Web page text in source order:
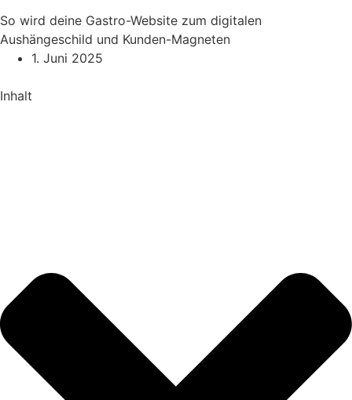
So wird deine Gastro-Website zum digitalen
Aushängeschild und Kunden-Magneten
1. Juni 2025
Inhalt